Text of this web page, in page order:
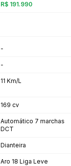
R$ 191.990
-
-
11 Km/L
169 cv
Automático 7 marchas
DCT
Dianteira
Aro 18 Liga Leve